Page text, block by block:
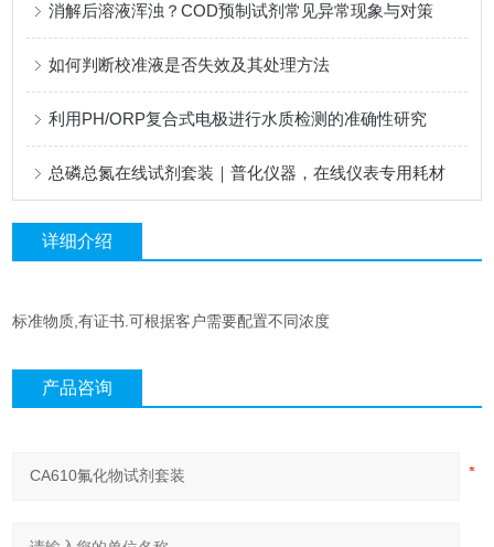
消解后溶液浑浊？COD预制试剂常见异常现象与对策
如何判断校准液是否失效及其处理方法
利用PH/ORP复合式电极进行水质检测的准确性研究
总磷总氮在线试剂套装｜普化仪器，在线仪表专用耗材
详细介绍
标准物质,有证书.可根据客户需要配置不同浓度
产品咨询